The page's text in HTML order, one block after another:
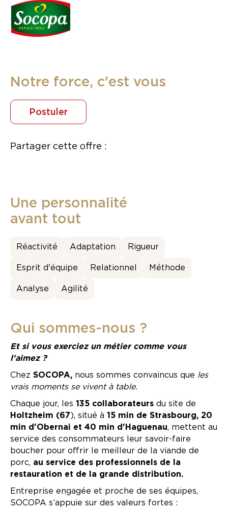
Qui sommes-nous ?
Et si vous exerciez un métier comme vous
l’aimez ?
Chez SOCOPA, nous sommes convaincus que les
vrais moments se vivent à table.
Chaque jour, les 135 collaborateurs du site de
Holtzheim (67), situé à 15 min de Strasbourg, 20
min d'Obernai et 40 min d'Haguenau, mettent au
service des consommateurs leur savoir-faire
boucher pour offrir le meilleur de la viande de
porc, au service des professionnels de la
restauration et de la grande distribution.
Entreprise engagée et proche de ses équipes,
SOCOPA s’appuie sur des valeurs fortes :
Notre force, c'est vous
Postuler
Partager cette offre :
Une personnalité
avant tout
Réactivité Adaptation Rigueur
Esprit d'équipe Relationnel Méthode
Analyse Agilité